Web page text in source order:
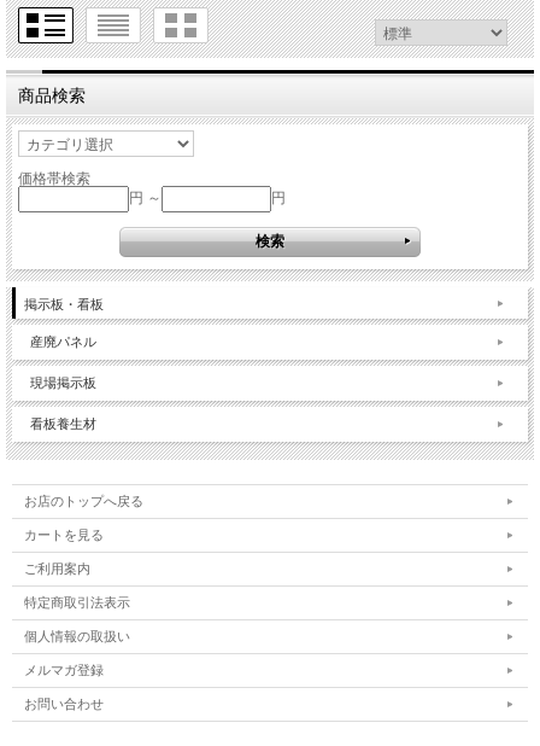
商品検索
価格帯検索
円 ～
円
掲示板・看板
産廃パネル
現場掲示板
看板養生材
お店のトップへ戻る
カートを見る
ご利用案内
特定商取引法表示
個人情報の取扱い
メルマガ登録
お問い合わせ